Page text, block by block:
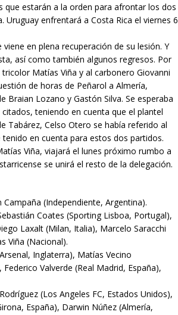
que estarán a la orden para afrontar los dos
enfrentará a Costa Rica el viernes 6
en plena recuperación de su lesión. Y
así como también algunos regresos. Por
Matías Viña y al carbonero Giovanni
de horas de Peñarol a Almería,
Lozano y Gastón Silva. Se esperaba
teniendo en cuenta que el plantel
Tabárez, Celso Otero se había referido al
en cuenta para estos dos partidos.
Viña, viajará el lunes próximo rumbo a
se unirá el resto de la delegación.
(Independiente, Argentina).
Coates (Sporting Lisboa, Portugal),
Laxalt (Milan, Italia), Marcelo Saracchi
Viña (Nacional).
Inglaterra), Matías Vecino
Valverde (Real Madrid, España),
(Los Angeles FC, Estados Unidos),
España), Darwin Núñez (Almería,